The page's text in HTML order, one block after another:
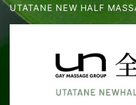
UTATANE NEW HALF